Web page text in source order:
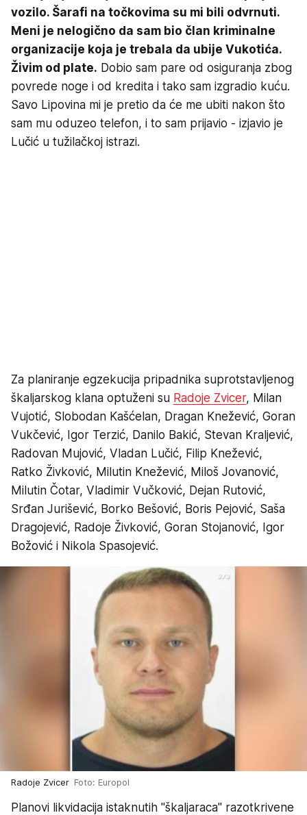
vozilo. Šarafi na točkovima su mi bili odvrnuti.
Meni je nelogično da sam bio član kriminalne
organizacije koja je trebala da ubije Vukotića.
Živim od plate. Dobio sam pare od osiguranja zbog
povrede noge i od kredita i tako sam izgradio kuću.
Savo Lipovina mi je pretio da će me ubiti nakon što
sam mu oduzeo telefon, i to sam prijavio - izjavio je
Lučić u tužilačkoj istrazi.
Za planiranje egzekucija pripadnika suprotstavljenog
škaljarskog klana optuženi su Radoje Zvicer, Milan
Vujotić, Slobodan Kašćelan, Dragan Knežević, Goran
Vukčević, Igor Terzić, Danilo Bakić, Stevan Kraljević,
Radovan Mujović, Vladan Lučić, Filip Knežević,
Ratko Živković, Milutin Knežević, Miloš Jovanović,
Milutin Čotar, Vladimir Vučković, Dejan Rutović,
Srđan Jurišević, Borko Bešović, Boris Pejović, Saša
Dragojević, Radoje Živković, Goran Stojanović, Igor
Božović i Nikola Spasojević.
Radoje Zvicer Foto: Europol
Planovi likvidacija istaknutih "škaljaraca" razotkrivene